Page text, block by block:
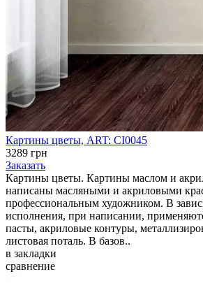
Картины цветы, ART: CI0045
3289 грн
Заказать
Картины цветы. Картины маслом и
написаны масляными и акриловыми
профессиональным художником. В
исполнения, при написании,
пасты, акриловые контуры,
листовая поталь. В базов..
в закладки
сравнение